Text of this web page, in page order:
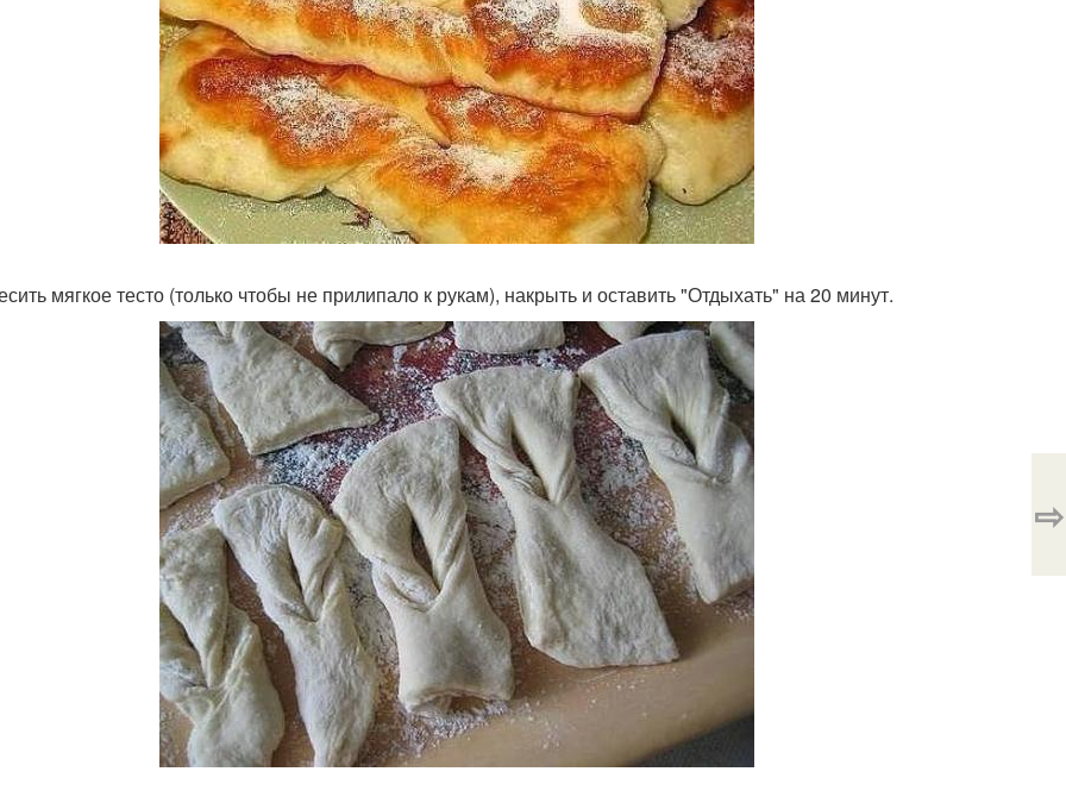
мягкое тесто (только чтобы не прилипало к рукам), накрыть и оставить "Отдыхать" на 20 минут.
⇨